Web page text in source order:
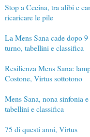
Stop a Cecina, tra alibi e
ricaricare le pile
La Mens Sana cade dopo
turno, tabellini e classifica
Resilienza Mens Sana:
Costone, Virtus sottotono
Mens Sana, nona sinfonia
tabellini e classifica
75 di questi anni, Virtus